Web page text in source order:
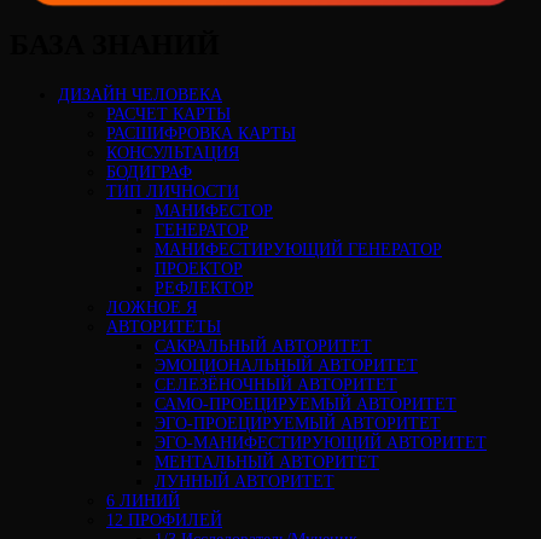
ДИЗАЙН ЧЕЛОВЕКА
РАСЧЕТ КАРТЫ
РАСШИФРОВКА КАРТЫ
КОНСУЛЬТАЦИЯ
БОДИГРАФ
ТИП ЛИЧНОСТИ
МАНИФЕСТОР
ГЕНЕРАТОР
МАНИФЕСТИРУЮЩИЙ ГЕНЕРАТОР
ПРОЕКТОР
РЕФЛЕКТОР
ЛОЖНОЕ Я
АВТОРИТЕТЫ
САКРАЛЬНЫЙ АВТОРИТЕТ
ЭМОЦИОНАЛЬНЫЙ АВТОРИТЕТ
СЕЛЕЗЁНОЧНЫЙ АВТОРИТЕТ
САМО-ПРОЕЦИРУЕМЫЙ АВТОРИТЕТ
ЭГО-ПРОЕЦИРУЕМЫЙ АВТОРИТЕТ
ЭГО-МАНИФЕСТИРУЮЩИЙ АВТОРИТЕТ
МЕНТАЛЬНЫЙ АВТОРИТЕТ
ЛУННЫЙ АВТОРИТЕТ
6 ЛИНИЙ
12 ПРОФИЛЕЙ